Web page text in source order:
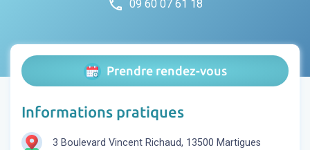
phone 09 60 07 61 18
Prendre rendez-vous
Informations pratiques
3 Boulevard Vincent Richaud, 13500 Martigues